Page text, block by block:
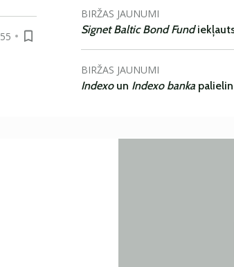
BIRŽAS JAUNUMI
Signet Baltic Bond Fund
BIRŽAS JAUNUMI
Indexoun Indexo banka